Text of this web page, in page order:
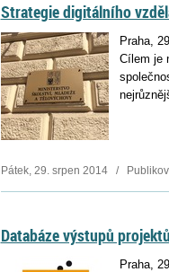
Strategie digitálního
Praha,
Cílem je
Pátek, 29. srpen 2014 /
Databáze výstupů
Praha,